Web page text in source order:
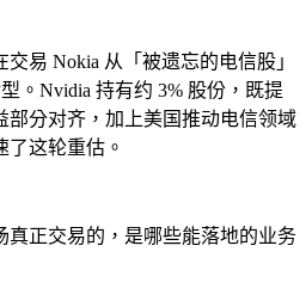
易 Nokia 从「被遗忘的电信股」
。Nvidia 持有约 3% 股份，既提
部分对齐，加上美国推动电信领域
了这轮重估。
真正交易的，是哪些能落地的业务